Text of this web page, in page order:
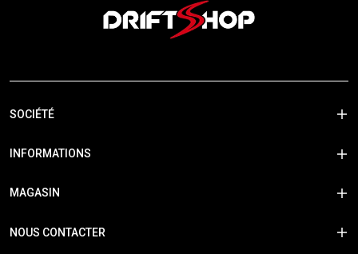
SOCIÉTÉ
INFORMATIONS
MAGASIN
NOUS CONTACTER